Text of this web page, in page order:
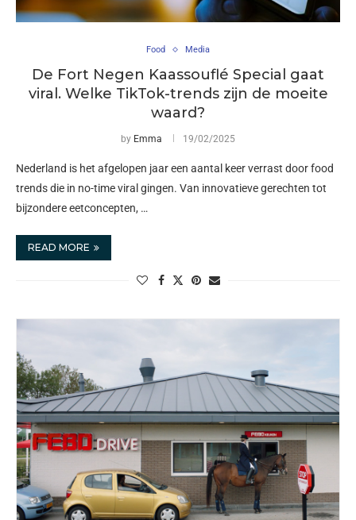
Food Media
De Fort Negen Kaassouflé Special gaat
viral. Welke TikTok-trends zijn de moeite
waard?
by Emma 19/02/2025
Nederland is het afgelopen jaar een aantal keer verrast door food
trends die in no-time viral gingen. Van innovatieve gerechten tot
bijzondere eetconcepten, …
READ MORE